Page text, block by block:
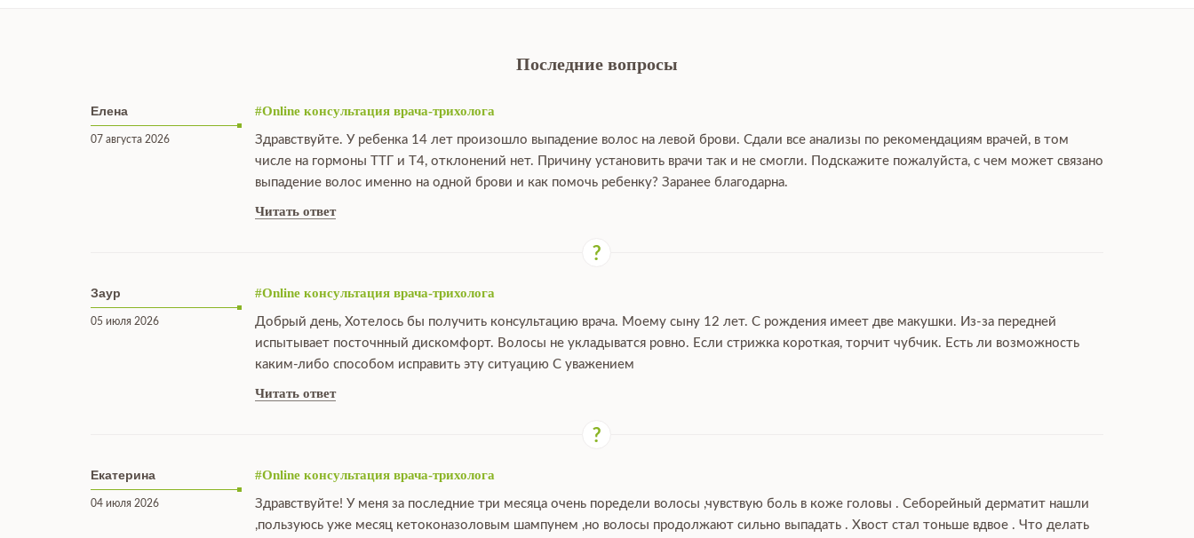
Последние вопросы
Елена
07 августа 2026
#Online консультация врача-трихолога
Здравствуйте. У ребенка 14 лет произошло выпадение волос на левой брови. Сдали все анализы по рекомендациям врачей, в том
числе на гормоны ТТГ и Т4, отклонений нет. Причину установить врачи так и не смогли. Подскажите пожалуйста, с чем может связано
выпадение волос именно на одной брови и как помочь ребенку? Заранее благодарна.
Читать ответ
Заур
05 июля 2026
#Online консультация врача-трихолога
Добрый день, Хотелось бы получить консультацию врача. Моему сыну 12 лет. С рождения имеет две макушки. Из-за передней
испытывает посточнный дискомфорт. Волосы не укладыватся ровно. Если стрижка короткая, торчит чубчик. Есть ли возможность
каким-либо способом исправить эту ситуацию С уважением
Читать ответ
Екатерина
04 июля 2026
#Online консультация врача-трихолога
Здравствуйте! У меня за последние три месяца очень поредели волосы ,чувствую боль в коже головы . Себорейный дерматит нашли
,пользуюсь уже месяц кетоконазоловым шампунем ,но волосы продолжают сильно выпадать . Хвост стал тоньше вдвое . Что делать